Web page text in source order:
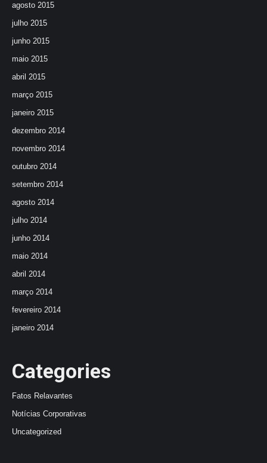
agosto 2015
julho 2015
junho 2015
maio 2015
abril 2015
março 2015
janeiro 2015
dezembro 2014
novembro 2014
outubro 2014
setembro 2014
agosto 2014
julho 2014
junho 2014
maio 2014
abril 2014
março 2014
fevereiro 2014
janeiro 2014
Categories
Fatos Relavantes
Notícias Corporativas
Uncategorized